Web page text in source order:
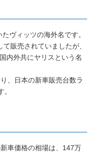
ヴィッツの海外名です。
販売されていましたが、
内外共にヤリスという名
、日本の新車販売台数ラ
車価格の相場は、147万